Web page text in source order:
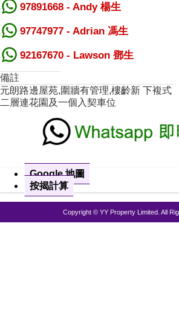
97891668 - Andy 楊生
97747977 - Adrian 馮生
92167670 - Lawson 鄧生
備註
元朗路邊屋苑,圍牆有管理,樓齡新 下複式
二層連花園及一個入契車位
Google 地圖
按揭計算
Copyright © YY Property Limited. All